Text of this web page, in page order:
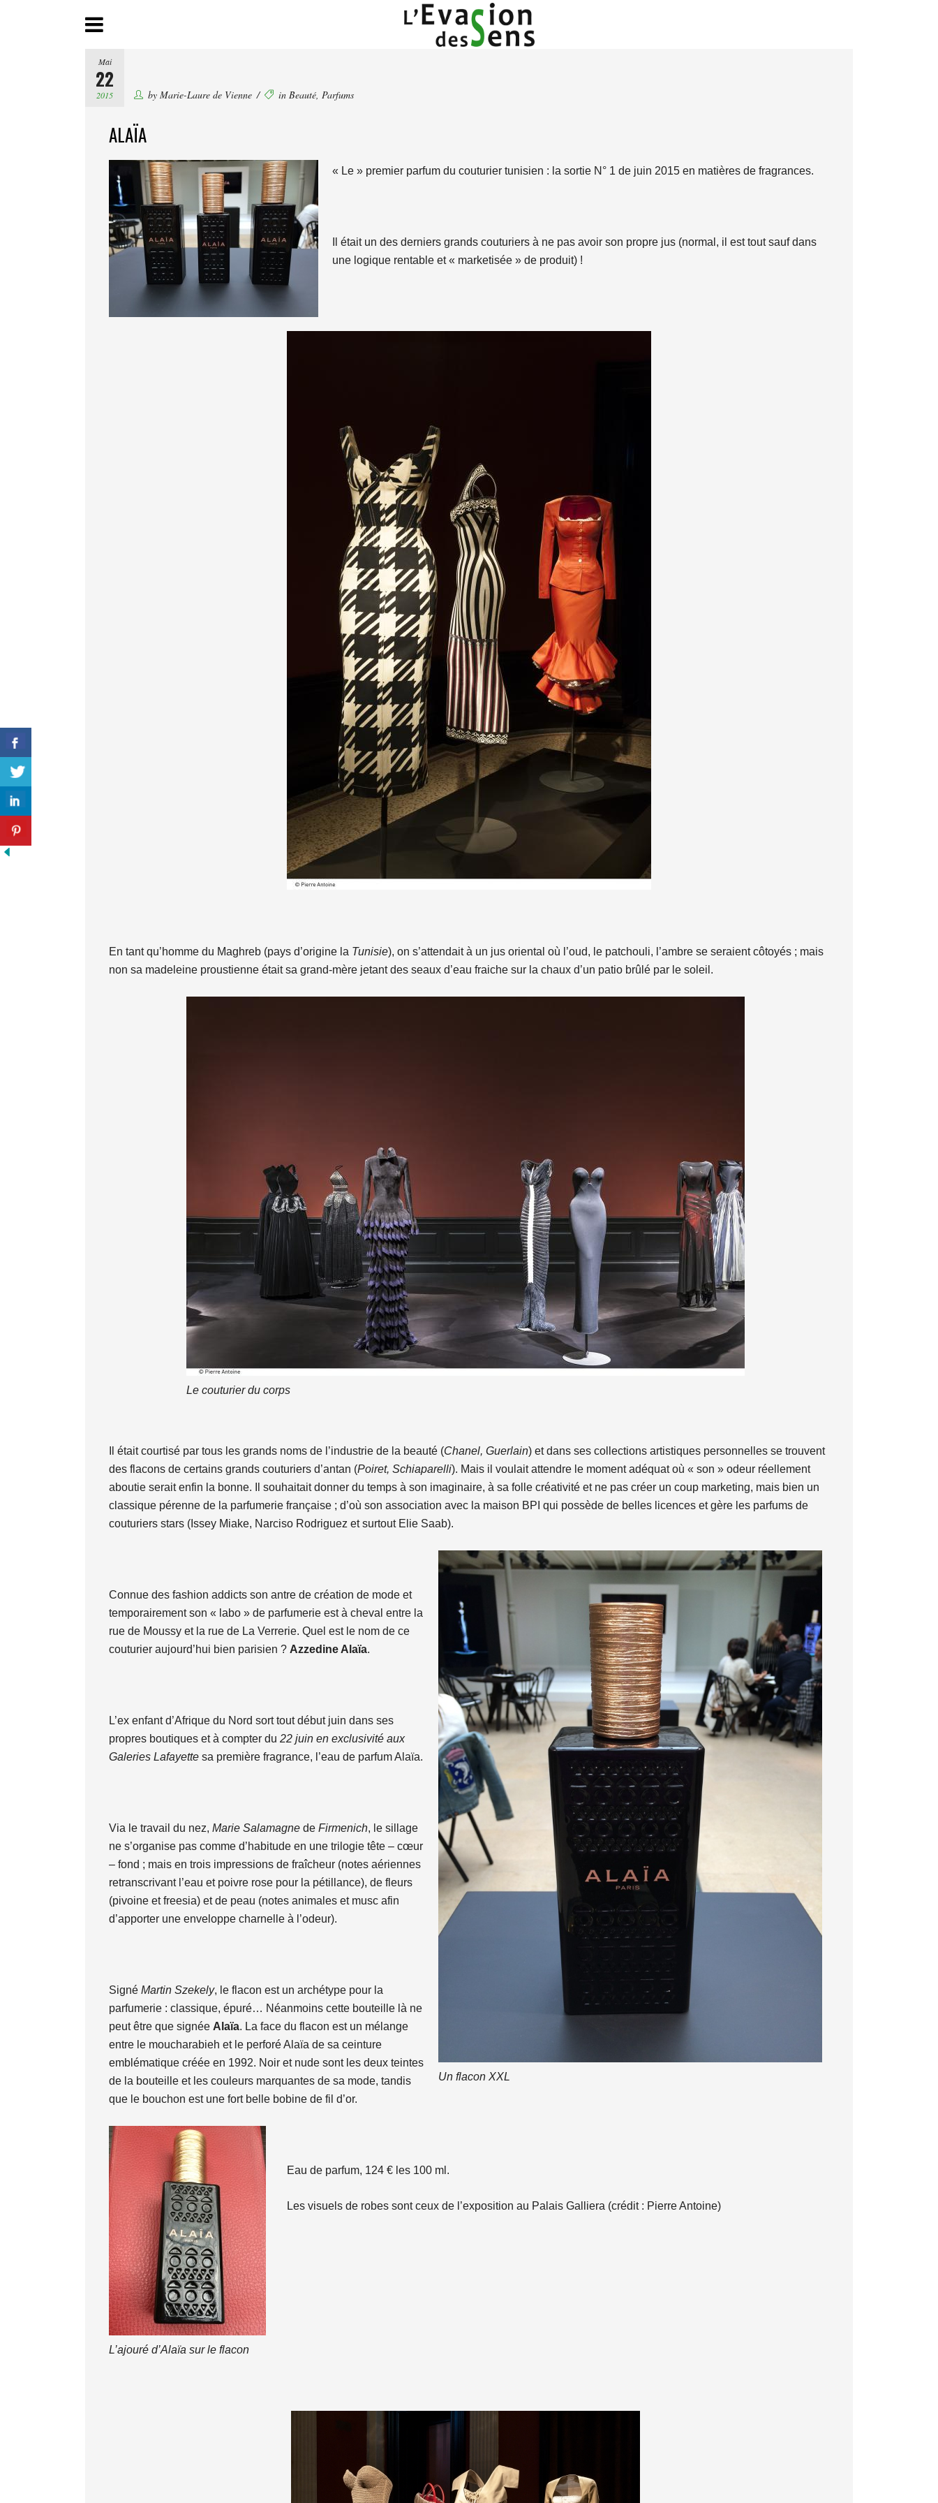
Mai
22
2015 by Marie-Laure de Vienne in Beauté, Parfums
ALAÏA
« Le » premier parfum du couturier tunisien : la sortie N° 1 de juin 2015 en matières de fragrances.
Il était un des derniers grands couturiers à ne pas avoir son propre jus (normal, il est tout sauf dans
une logique rentable et « marketisée » de produit) !
En tant qu’homme du Maghreb (pays d’origine la Tunisie), on s’attendait à un jus oriental où l’oud, le patchouli, l’ambre se seraient côtoyés ; mais
non sa madeleine proustienne était sa grand-mère jetant des seaux d’eau fraiche sur la chaux d’un patio brûlé par le soleil.
Le couturier du corps
Il était courtisé par tous les grands noms de l’industrie de la beauté (Chanel, Guerlain) et dans ses collections artistiques personnelles se trouvent
des flacons de certains grands couturiers d’antan (Poiret, Schiaparelli). Mais il voulait attendre le moment adéquat où « son » odeur réellement
aboutie serait enfin la bonne. Il souhaitait donner du temps à son imaginaire, à sa folle créativité et ne pas créer un coup marketing, mais bien un
classique pérenne de la parfumerie française ; d’où son association avec la maison BPI qui possède de belles licences et gère les parfums de
couturiers stars (Issey Miake, Narciso Rodriguez et surtout Elie Saab).
Un flacon XXL
Connue des fashion addicts son antre de création de mode et
temporairement son « labo » de parfumerie est à cheval entre la
rue de Moussy et la rue de La Verrerie. Quel est le nom de ce
couturier aujourd’hui bien parisien ? Azzedine Alaïa.
L’ex enfant d’Afrique du Nord sort tout début juin dans ses
propres boutiques et à compter du 22 juin en exclusivité aux
Galeries Lafayette sa première fragrance, l’eau de parfum Alaïa.
Via le travail du nez, Marie Salamagne de Firmenich, le sillage
ne s’organise pas comme d’habitude en une trilogie tête – cœur
– fond ; mais en trois impressions de fraîcheur (notes aériennes
retranscrivant l’eau et poivre rose pour la pétillance), de fleurs
(pivoine et freesia) et de peau (notes animales et musc afin
d’apporter une enveloppe charnelle à l’odeur).
Signé Martin Szekely, le flacon est un archétype pour la
parfumerie : classique, épuré… Néanmoins cette bouteille là ne
peut être que signée Alaïa. La face du flacon est un mélange
entre le moucharabieh et le perforé Alaïa de sa ceinture
emblématique créée en 1992. Noir et nude sont les deux teintes
de la bouteille et les couleurs marquantes de sa mode, tandis
que le bouchon est une fort belle bobine de fil d’or.
L’ajouré d’Alaïa sur le flacon
Eau de parfum, 124 € les 100 ml.
Les visuels de robes sont ceux de l’exposition au Palais Galliera (crédit : Pierre Antoine)